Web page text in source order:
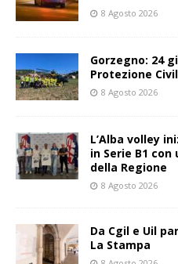
8 Agosto 2026
Gorzegno: 24
Protezione
8 Agosto 2026
L’Alba volley
in Serie B1
della Regione
8 Agosto 2026
Da Cgil e Uil
La Stampa